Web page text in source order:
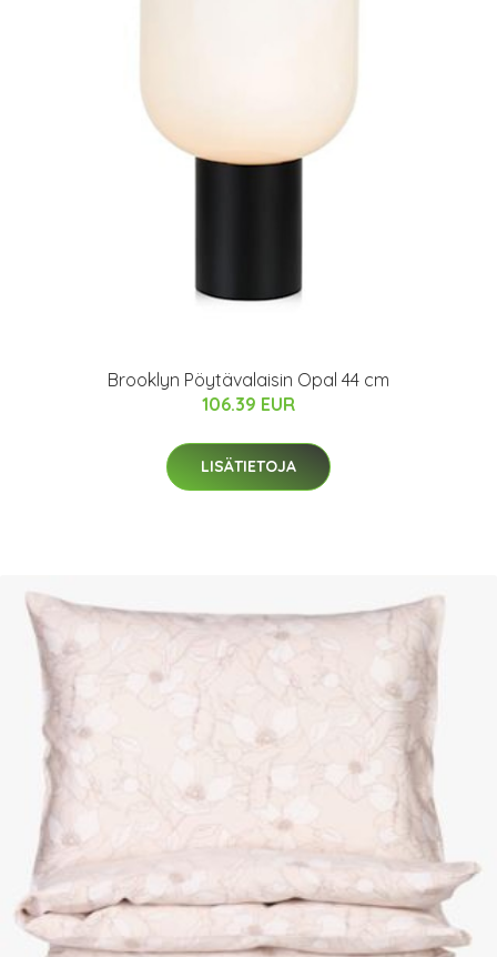
Brooklyn Pöytävalaisin Opal 44 cm
106.39 EUR
LISÄTIETOJA